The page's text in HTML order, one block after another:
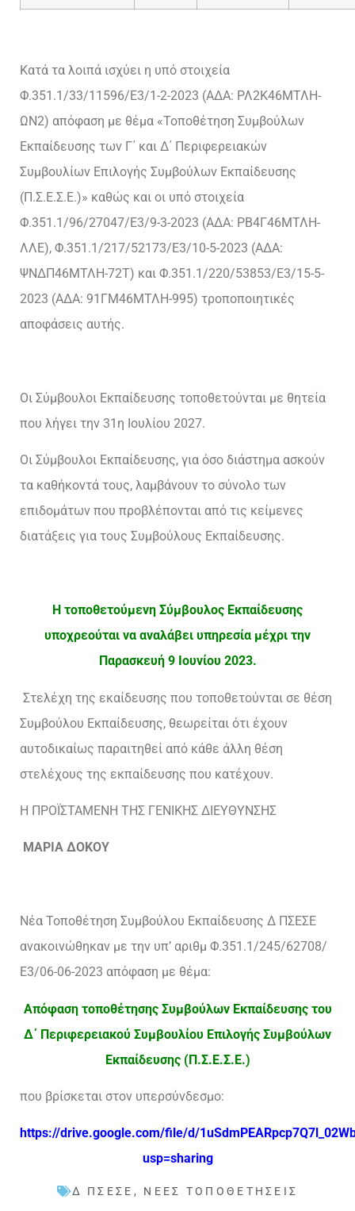
Κατά τα λοιπά ισχύει η υπό στοιχεία
Φ.351.1/33/11596/Ε3/1-2-2023 (ΑΔΑ: ΡΛ2Κ46ΜΤΛΗ-
ΩΝ2) απόφαση με θέμα «Τοποθέτηση Συμβούλων
Εκπαίδευσης των Γ΄ και Δ΄ Περιφερειακών
Συμβουλίων Επιλογής Συμβούλων Εκπαίδευσης
(Π.Σ.Ε.Σ.Ε.)» καθώς και οι υπό στοιχεία
Φ.351.1/96/27047/Ε3/9-3-2023 (ΑΔΑ: ΡΒ4Γ46ΜΤΛΗ-
ΛΛΕ), Φ.351.1/217/52173/Ε3/10-5-2023 (ΑΔΑ:
ΨΝΔΠ46ΜΤΛΗ-72Τ) και Φ.351.1/220/53853/Ε3/15-5-
2023 (ΑΔΑ: 91ΓΜ46ΜΤΛΗ-995) τροποποιητικές
αποφάσεις αυτής.
Οι Σύμβουλοι Εκπαίδευσης τοποθετούνται με θητεία
που λήγει την 31η Ιουλίου 2027.
Οι Σύμβουλοι Εκπαίδευσης, για όσο διάστημα ασκούν
τα καθήκοντά τους, λαμβάνουν το σύνολο των
επιδομάτων που προβλέπονται από τις κείμενες
διατάξεις για τους Συμβούλους Εκπαίδευσης.
Η τοποθετούμενη Σύμβουλος Εκπαίδευσης
υποχρεούται να αναλάβει υπηρεσία μέχρι την
Παρασκευή 9 Ιουνίου 2023.
Στελέχη της εκαίδευσης που τοποθετούνται σε θέση
Συμβούλου Εκπαίδευσης, θεωρείται ότι έχουν
αυτοδικαίως παραιτηθεί από κάθε άλλη θέση
στελέχους της εκπαίδευσης που κατέχουν.
H ΠΡΟΪΣΤΑΜΕΝH ΤΗΣ ΓΕΝΙΚΗΣ ΔΙΕΥΘΥΝΣΗΣ
ΜΑΡΙΑ ΔΟΚΟΥ
Νέα Τοποθέτηση Συμβούλου Εκπαίδευσης Δ ΠΣΕΣΕ
ανακοινώθηκαν με την υπ’ αριθμ Φ.351.1/245/62708/
Ε3/06-06-2023 απόφαση με θέμα:
Απόφαση τοποθέτησης Συμβούλων Εκπαίδευσης του
Δ΄ Περιφερειακού Συμβουλίου Επιλογής Συμβούλων
Εκπαίδευσης (Π.Σ.Ε.Σ.Ε.)
που βρίσκεται στον υπερσύνδεσμο:
https://drive.google.com/file/d/
usp=sharing
Δ ΠΣΕΣΕ , ΝΈΕΣ ΤΟΠΟΘΕΤΉΣΕΙΣ